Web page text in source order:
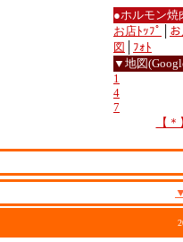
●ホルモン
お店ﾄｯﾌﾟ
図
ﾌｫﾄ
▼地図
1
4
7
【